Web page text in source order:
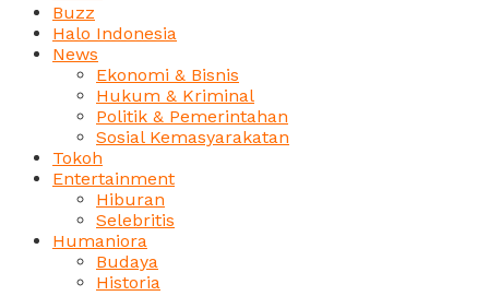
Buzz
Halo Indonesia
News
Ekonomi & Bisnis
Hukum & Kriminal
Politik & Pemerintahan
Sosial Kemasyarakatan
Tokoh
Entertainment
Hiburan
Selebritis
Humaniora
Budaya
Historia